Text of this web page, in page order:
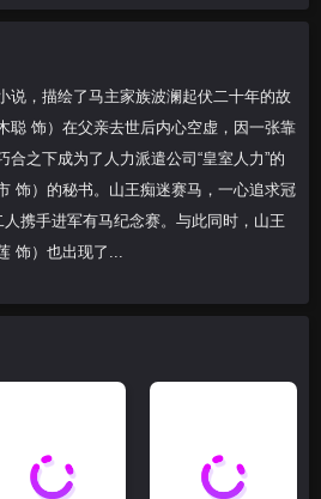
说，描绘了马主家族波澜起伏二十年的故
聪 饰）在父亲去世后内心空虚，因一张靠
合之下成为了人力派遣公司“皇室人力”的
饰）的秘书。山王痴迷赛马，一心追求冠
人携手进军有马纪念赛。与此同时，山王
饰）也出现了...